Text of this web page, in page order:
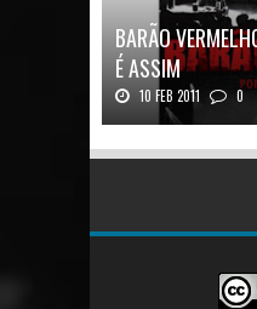
BARÃO
É ASSIM
10 FEB 2011 0
Barão Vermelho: Por